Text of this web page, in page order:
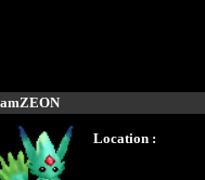
Location :